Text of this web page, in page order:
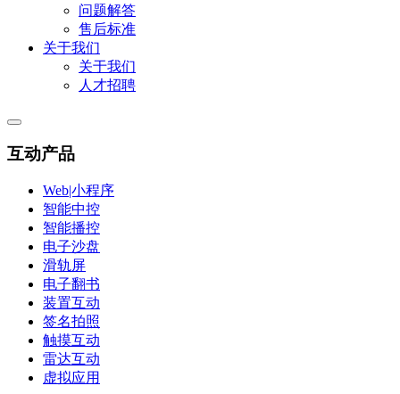
问题解答
售后标准
关于我们
关于我们
人才招聘
互动产品
Web|小程序
智能中控
智能播控
电子沙盘
滑轨屏
电子翻书
装置互动
签名拍照
触摸互动
雷达互动
虚拟应用